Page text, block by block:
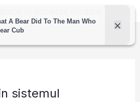
sistemul